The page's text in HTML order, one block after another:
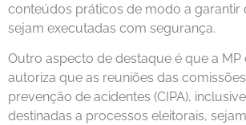
conteúdos práticos de modo a garantir
sejam executadas com segurança.
Outro aspecto de destaque é que a MP
autoriza que as reuniões das
prevenção de acidentes (CIPA),
destinadas a processos eleitorais,